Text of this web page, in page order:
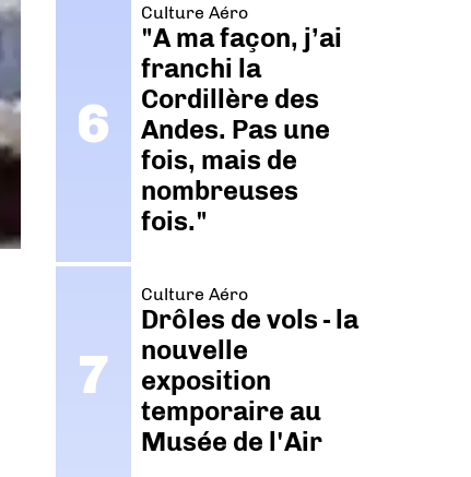
Culture Aéro
"A ma façon, j’ai
franchi la
Cordillère des
Andes. Pas une
fois, mais de
nombreuses
fois."
Culture Aéro
Drôles de vols - la
nouvelle
exposition
temporaire au
Musée de l'Air